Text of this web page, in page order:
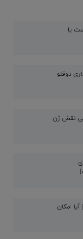
یا
دوقلو
نقش ژن
امکان